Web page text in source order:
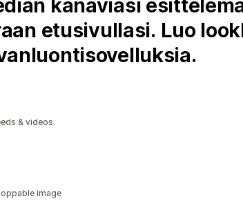
kanaviasi
etusivullasi. Luo
& videos.
image